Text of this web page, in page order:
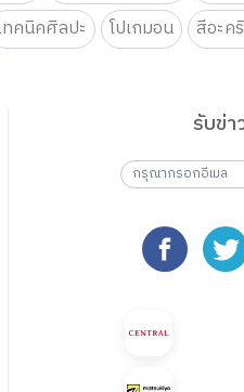
ทคนิคศิลปะ โปเกมอน สีอะค
รับข่า